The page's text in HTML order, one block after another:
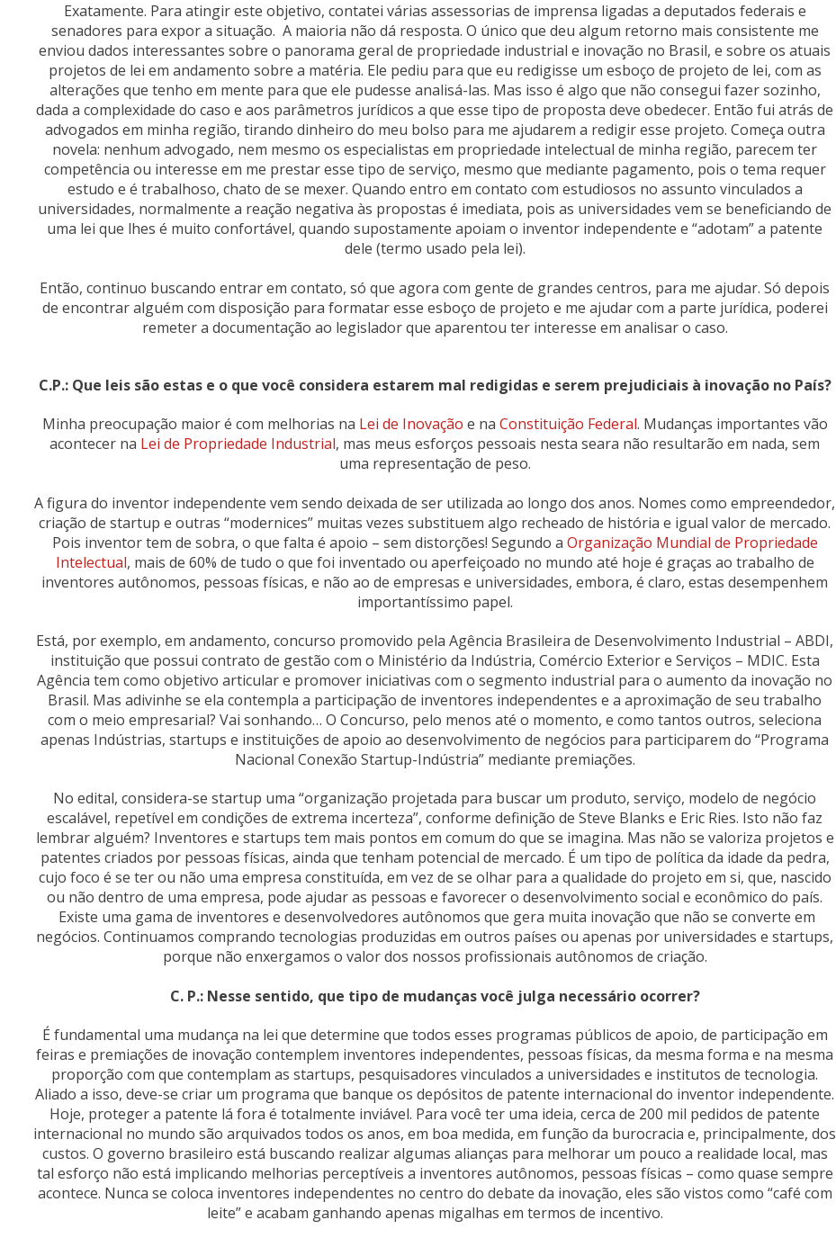
Exatamente. Para atingir este objetivo, contatei várias assessorias de imprensa ligadas a deputados federais e
senadores para expor a situação. A maioria não dá resposta. O único que deu algum retorno mais consistente me
enviou dados interessantes sobre o panorama geral de propriedade industrial e inovação no Brasil, e sobre os atuais
projetos de lei em andamento sobre a matéria. Ele pediu para que eu redigisse um esboço de projeto de lei, com as
alterações que tenho em mente para que ele pudesse analisá-las. Mas isso é algo que não consegui fazer sozinho,
dada a complexidade do caso e aos parâmetros jurídicos a que esse tipo de proposta deve obedecer. Então fui atrás de
advogados em minha região, tirando dinheiro do meu bolso para me ajudarem a redigir esse projeto. Começa outra
novela: nenhum advogado, nem mesmo os especialistas em propriedade intelectual de minha região, parecem ter
competência ou interesse em me prestar esse tipo de serviço, mesmo que mediante pagamento, pois o tema requer
estudo e é trabalhoso, chato de se mexer. Quando entro em contato com estudiosos no assunto vinculados a
universidades, normalmente a reação negativa às propostas é imediata, pois as universidades vem se beneficiando de
uma lei que lhes é muito confortável, quando supostamente apoiam o inventor independente e “adotam” a patente
dele (termo usado pela lei).
Então, continuo buscando entrar em contato, só que agora com gente de grandes centros, para me ajudar. Só depois
de encontrar alguém com disposição para formatar esse esboço de projeto e me ajudar com a parte jurídica, poderei
remeter a documentação ao legislador que aparentou ter interesse em analisar o caso.
C.P.: Que leis são estas e o que você considera estarem mal redigidas e serem prejudiciais à inovação no País?
Minha preocupação maior é com melhorias na Lei de Inovação e na Constituição Federal. Mudanças importantes vão
acontecer na Lei de Propriedade Industrial, mas meus esforços pessoais nesta seara não resultarão em nada, sem
uma representação de peso.
A figura do inventor independente vem sendo deixada de ser utilizada ao longo dos anos. Nomes como empreendedor,
criação de startup e outras “modernices” muitas vezes substituem algo recheado de história e igual valor de mercado.
Pois inventor tem de sobra, o que falta é apoio – sem distorções! Segundo a Organização Mundial de Propriedade
Intelectual, mais de 60% de tudo o que foi inventado ou aperfeiçoado no mundo até hoje é graças ao trabalho de
inventores autônomos, pessoas físicas, e não ao de empresas e universidades, embora, é claro, estas desempenhem
importantíssimo papel.
Está, por exemplo, em andamento, concurso promovido pela Agência Brasileira de Desenvolvimento Industrial – ABDI,
instituição que possui contrato de gestão com o Ministério da Indústria, Comércio Exterior e Serviços – MDIC. Esta
Agência tem como objetivo articular e promover iniciativas com o segmento industrial para o aumento da inovação no
Brasil. Mas adivinhe se ela contempla a participação de inventores independentes e a aproximação de seu trabalho
com o meio empresarial? Vai sonhando… O Concurso, pelo menos até o momento, e como tantos outros, seleciona
apenas Indústrias, startups e instituições de apoio ao desenvolvimento de negócios para participarem do “Programa
Nacional Conexão Startup-Indústria” mediante premiações.
No edital, considera-se startup uma “organização projetada para buscar um produto, serviço, modelo de negócio
escalável, repetível em condições de extrema incerteza”, conforme definição de Steve Blanks e Eric Ries. Isto não faz
lembrar alguém? Inventores e startups tem mais pontos em comum do que se imagina. Mas não se valoriza projetos e
patentes criados por pessoas físicas, ainda que tenham potencial de mercado. É um tipo de política da idade da pedra,
cujo foco é se ter ou não uma empresa constituída, em vez de se olhar para a qualidade do projeto em si, que, nascido
ou não dentro de uma empresa, pode ajudar as pessoas e favorecer o desenvolvimento social e econômico do país.
Existe uma gama de inventores e desenvolvedores autônomos que gera muita inovação que não se converte em
negócios. Continuamos comprando tecnologias produzidas em outros países ou apenas por universidades e startups,
porque não enxergamos o valor dos nossos profissionais autônomos de criação.
C. P.: Nesse sentido, que tipo de mudanças você julga necessário ocorrer?
É fundamental uma mudança na lei que determine que todos esses programas públicos de apoio, de participação em
feiras e premiações de inovação contemplem inventores independentes, pessoas físicas, da mesma forma e na mesma
proporção com que contemplam as startups, pesquisadores vinculados a universidades e institutos de tecnologia.
Aliado a isso, deve-se criar um programa que banque os depósitos de patente internacional do inventor independente.
Hoje, proteger a patente lá fora é totalmente inviável. Para você ter uma ideia, cerca de 200 mil pedidos de patente
internacional no mundo são arquivados todos os anos, em boa medida, em função da burocracia e, principalmente, dos
custos. O governo brasileiro está buscando realizar algumas alianças para melhorar um pouco a realidade local, mas
tal esforço não está implicando melhorias perceptíveis a inventores autônomos, pessoas físicas – como quase sempre
acontece. Nunca se coloca inventores independentes no centro do debate da inovação, eles são vistos como “café com
leite” e acabam ganhando apenas migalhas em termos de incentivo.